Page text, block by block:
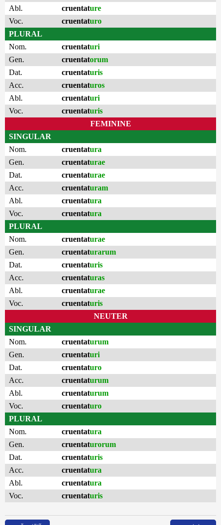
Abl.
cruentature
Voc.
cruentaturo
PLURAL
Nom.
cruentaturi
Gen.
cruentatorum
Dat.
cruentaturis
Acc.
cruentaturos
Abl.
cruentaturi
Voc.
cruentaturis
FEMININE
SINGULAR
Nom.
cruentatura
Gen.
cruentaturae
Dat.
cruentaturae
Acc.
cruentaturam
Abl.
cruentatura
Voc.
cruentatura
PLURAL
Nom.
cruentaturae
Gen.
cruentaturarum
Dat.
cruentaturis
Acc.
cruentaturas
Abl.
cruentaturae
Voc.
cruentaturis
NEUTER
SINGULAR
Nom.
cruentaturum
Gen.
cruentaturi
Dat.
cruentaturo
Acc.
cruentaturum
Abl.
cruentaturum
Voc.
cruentaturo
PLURAL
Nom.
cruentatura
Gen.
cruentaturorum
Dat.
cruentaturis
Acc.
cruentatura
Abl.
cruentatura
Voc.
cruentaturis